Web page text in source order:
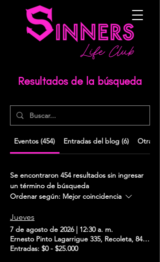
Resultados de la búsqueda
Eventos (454) Entradas del blog (6) Otras
Se encontraron 454 resultados sin ingresar
un término de búsqueda
Ordenar según: Mejor coincidencia
Jueves
7 de agosto de 2026| 12:30 a. m.
Ernesto Pinto Lagarrigue 335, Recoleta,
Entradas: $0 - $25.000